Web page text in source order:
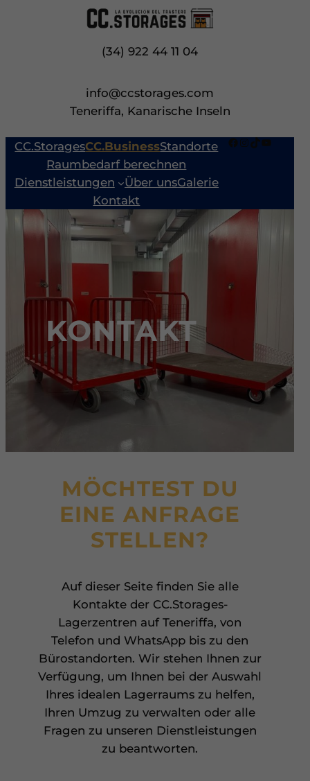
(34) 922 44 11 04
info@ccstorages.com
Teneriffa, Kanarische Inseln
CC.StoragesCC.BusinessStandorte
Raumbedarf berechnen
Dienstleistungen
Über unsGalerie
Kontakt
Facebook InstagramTikTok YouTube
KONTAKT
MÖCHTEST DU
EINE ANFRAGE
STELLEN?
Auf dieser Seite finden Sie alle
Kontakte der CC.Storages-
Lagerzentren auf Teneriffa, von
Telefon und WhatsApp bis zu den
Bürostandorten. Wir stehen Ihnen zur
Verfügung, um Ihnen bei der Auswahl
Ihres idealen Lagerraums zu helfen,
Ihren Umzug zu verwalten oder alle
Fragen zu unseren Dienstleistungen
zu beantworten.